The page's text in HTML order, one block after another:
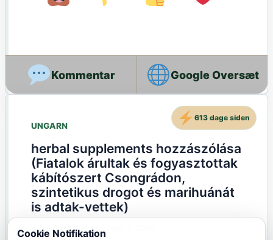
Google Oversæt
UNGARN
herbal supplements hozzászólása
(Fiatalok árultak és fogyasztottak
kábítószert Csongrádon,
szintetikus drogot és marihuánát
is adtak-vettek)
szeged365.hu december 3, 2024
613 dage siden
Cookie Notifikation